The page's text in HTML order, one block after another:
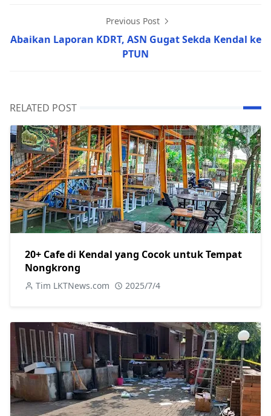
Previous Post
Abaikan Laporan KDRT, ASN Gugat Sekda Kendal ke
PTUN
RELATED POST
20+ Cafe di Kendal yang Cocok untuk Tempat
Nongkrong
Tim LKTNews.com 2025/7/4